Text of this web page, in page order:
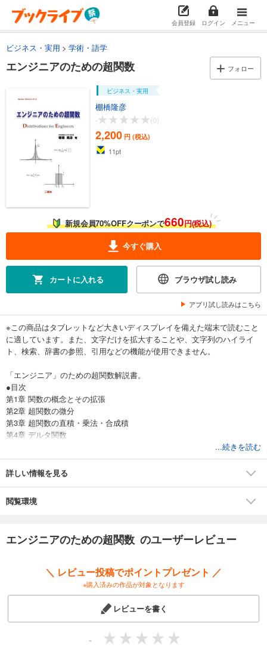
会員登録 ログイン メニュー
ビジネス・実用 学術・語学
エンジニアのための超関数 フォロー
ビジネス・実用
棚橋隆彦
-
(0)
2,200 円 (税込)
11pt
新規会員70%OFFクーポンで660円(税込)
今すぐ購入
カートに入れる ブラウザ試し読み
アプリ試し読みはこちら
※この商品はタブレットなど大きいディスプレイを備えた端末で読むこと
に適しています。また、文字だけを拡大することや、文字列のハイライ
ト、検索、辞書の参照、引用などの機能が使用できません。
「エンジニア」のための超関数解説書。
●目次
第1章 関数の概念とその拡張
第2章 超関数の微分
第3章 超関数の直積・乗法・合成積
第4章 デルタ関数
第6章 Fourier変換への応用
付録 plemeljの公式と特異積分方程式
...続きを読む
詳しい情報を見る
閲覧環境
エンジニアのための超関数 のユーザーレビュー
＼ レビュー投稿でポイントプレゼント ／
※購入済みの作品が対象となります
レビューを書く
-